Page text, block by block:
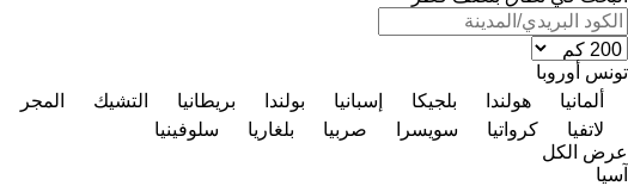
تونس أوروبا
ألمانيا
هولندا بلجيكا إسبانيا بولندا بريطانيا التشيك المجر
لاتفيا
كرواتيا سويسرا صربيا بلغاريا
سلوفينيا
عرض الكل
آسيا